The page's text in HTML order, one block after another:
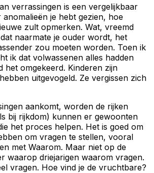
verrassingen is een vergelijkbaar
je hebt gezien, hoe
zult opmerken. Wat, vreemd
naarmate je ouder wordt, het
zou moeten worden. Toen ik
ik dat volwassenen alles hadden
het omgekeerd. Kinderen zijn
uitgevogeld. Ze vergissen zich
aankomt, worden de rijken
bij rijkdom) kunnen er gewoonten
het proces helpen. Het is goed om
om vragen te stellen, vooral
met Waarom. Maar niet op de
waarop driejarigen waarom vragen.
vragen. Hoe vind je de vruchtbare?